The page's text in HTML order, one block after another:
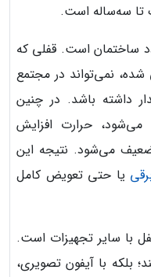
تا سه‌ساله است.
ساختمان است. قفلی که
طراحی شده، نمی‌تواند در مجتمع
داشته باشد. در چنین
می‌شود، حرارت افزایش
می‌شود. نتیجه این
یا حتی تعویض کامل
با سایر تجهیزات است.
بلکه با آیفون تصویری،